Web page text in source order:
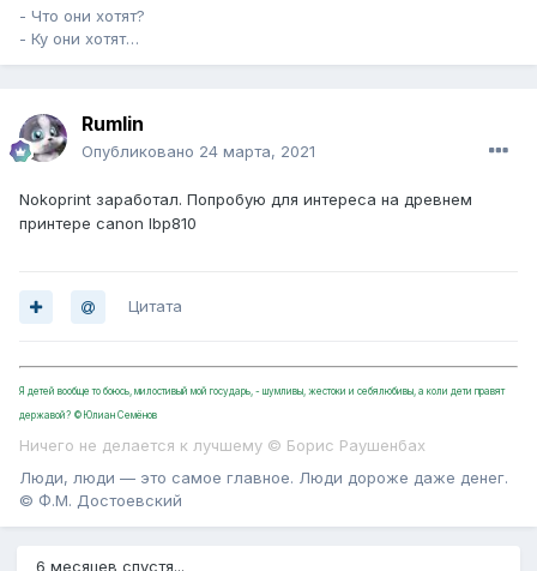
- Что они хотят?
- Ку они хотят…
Rumlin
Опубликовано 24 марта, 2021
Nokoprint заработал. Попробую для интереса на древнем
принтере canon lbp810
Цитата
Я детей вообще то боюсь, милостивый мой государь, - шумливы, жестоки и себялюбивы, а коли дети правят
державой? ©Юлиан Семёнов
Ничего не делается к лучшему © Борис Раушенбах
Люди, люди — это самое главное. Люди дороже даже денег.
© Ф.М. Достоевский
6 месяцев спустя...